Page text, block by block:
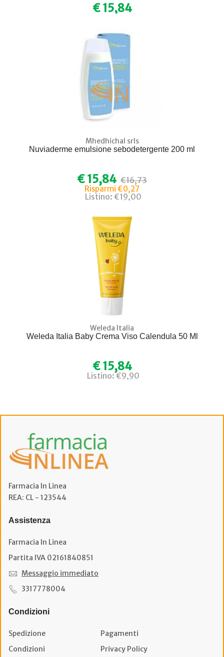
€ 15,84
Mhedhichal srls
Nuviaderme emulsione sebodetergente 200 ml
€ 15,84 €16,73
Risparmi €0,27
Listino: €19,00
Weleda Italia
Weleda Italia Baby Crema Viso Calendula 50 Ml
€ 15,84
Listino: €9,90
Farmacia In Linea
REA: CL - 123544
Assistenza
Farmacia In Linea
Partita IVA 02161840851
Messaggio immediato
3317778004
Condizioni
Spedizione
Pagamenti
Condizioni
Privacy Policy